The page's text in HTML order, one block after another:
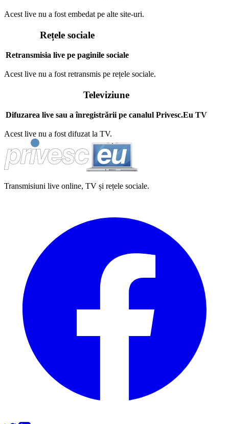
Acest live nu a fost embedat pe alte site-uri.
Rețele sociale
Retransmisia live pe paginile sociale
Acest live nu a fost retransmis pe rețele sociale.
Televiziune
Difuzarea live sau a înregistrării pe canalul Privesc.Eu TV
Acest live nu a fost difuzat la TV.
Transmisiuni live online, TV și rețele sociale.